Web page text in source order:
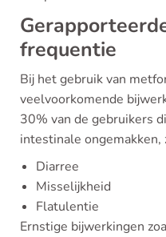
frequentie
Bij het gebruik van
veelvoorkomende
30% van de gebruikers
intestinale ongemakken,
Diarree
Misselijkheid
Flatulentie
Ernstige bijwerkingen